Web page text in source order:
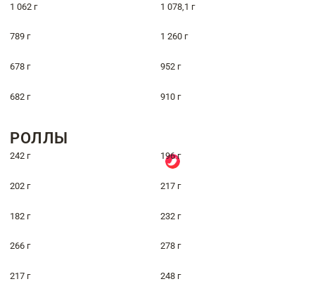
1 062 г 1 078,1 г
789 г 1 260 г
678 г 952 г
682 г 910 г
РОЛЛЫ
242 г 196 г
202 г 217 г
182 г 232 г
266 г 278 г
217 г 248 г